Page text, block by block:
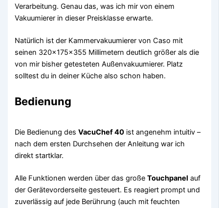
Verarbeitung. Genau das, was ich mir von einem
Vakuumierer in dieser Preisklasse erwarte.
Natürlich ist der Kammervakuumierer von Caso mit
seinen 320x175x355 Millimetern deutlich größer als die
von mir bisher getesteten Außenvakuumierer. Platz
solltest du in deiner Küche also schon haben.
Bedienung
Die Bedienung desVacuChef 40 ist angenehm intuitiv –
nach dem ersten Durchsehen der Anleitung war ich
direkt startklar.
Alle Funktionen werden über das großeTouchpanel auf
der Gerätevorderseite gesteuert. Es reagiert prompt und
zuverlässig auf jede Berührung (auch mit feuchten